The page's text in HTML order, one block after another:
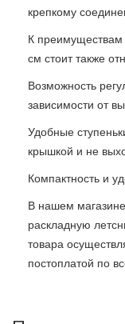
крепкому
К преимуществам
см стоит также
Возможность
зависимости от
Удобные
крышкой и не
Компактность и
В нашем
раскладную
товара
постоплатой по